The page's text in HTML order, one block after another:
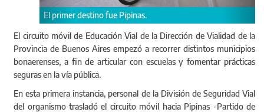
fue Pipinas.
El circuito móvil de Educación Vial de la Dirección de Vialidad de la
Provincia de Buenos Aires empezó a recorrer distintos municipios
bonaerenses, a fin de articular con escuelas y fomentar prácticas
seguras en la vía pública.
En esta primera instancia, personal de la División de Seguridad Vial
del organismo trasladó el circuito móvil hacia Pipinas -Partido de